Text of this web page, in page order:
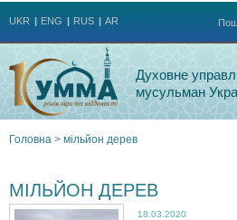
UKR ENG RUS AR
Духовне
мусульман
є
Головна > мільйон дерев
МІЛЬЙОН ДЕРЕВ
18.03.2020